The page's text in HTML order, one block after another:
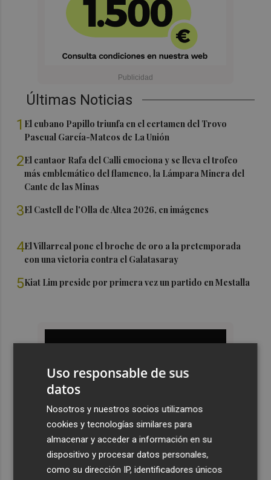
Últimas Noticias
1 El cubano Papillo triunfa en el certamen del Trovo
Pascual García-Mateos de La Unión
2El cantaor Rafa del Calli emociona y se lleva el trofeo
más emblemático del flamenco, la Lámpara Minera del
Cante de las Minas
3El Castell de l'Olla de Altea 2026, en imágenes
4El Villarreal pone el broche de oro a la pretemporada
con una victoria contra el Galatasaray
5Kiat Lim preside por primera vez un partido en Mestalla
Uso responsable de sus
datos
Nosotros y nuestros socios utilizamos
cookies y tecnologías similares para
almacenar y acceder a información en su
dispositivo y procesar datos personales,
como su dirección IP, identificadores únicos